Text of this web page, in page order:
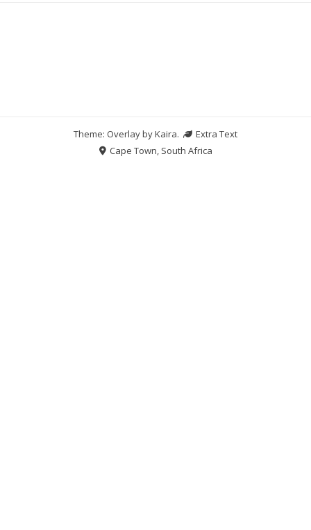
Theme: Overlay byKaira.
Extra Text
Cape Town, South Africa